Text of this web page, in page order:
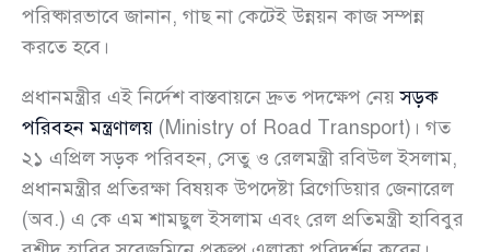
পরিষ্কারভাবে জানান, গাছ না কেটেই উন্নয়ন কাজ সম্পন্ন
করতে হবে।
প্রধানমন্ত্রীর এই নির্দেশ বাস্তবায়নে দ্রুত পদক্ষেপ নেয়সড়ক
পরিবহন মন্ত্রণালয় (Ministry of Road Transport)। গত
২১ এপ্রিল সড়ক পরিবহন, সেতু ও রেলমন্ত্রী রবিউল ইসলাম,
প্রধানমন্ত্রীর প্রতিরক্ষা বিষয়ক উপদেষ্টা ব্রিগেডিয়ার জেনারেল
(অব.) এ কে এম শামছুল ইসলাম এবং রেল প্রতিমন্ত্রী হাবিবুর